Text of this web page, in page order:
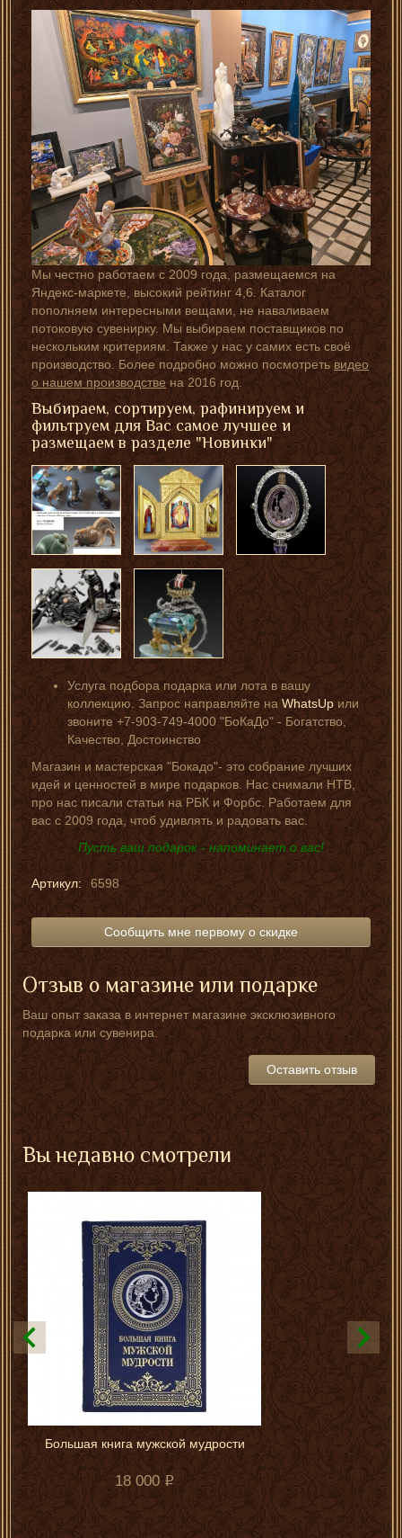
Мы честно работаем с 2009 года, размещаемся на
Яндекс-маркете, высокий рейтинг 4,6. Каталог
пополняем интересными вещами, не наваливаем
потоковую сувенирку. Мы выбираем поставщиков по
нескольким критериям. Также у нас у самих есть своё
производство. Более подробно можно посмотретьвидео
о нашем производствена 2016 год.
Выбираем, сортируем, рафинируем и
фильтруем для Вас самое лучшее и
размещаем в разделе "Новинки"
Услуга подбора подарка или лота в вашу
коллекцию. Запрос направляйте наWhatsUp или
звоните +7-903-749-4000 "БоКаДо" - Богатство,
Качество, Достоинство
Магазин и мастерская "Бокадо"- это собрание лучших
идей и ценностей в мире подарков. Нас снимали НТВ,
про нас писали статьи на РБК и Форбс. Работаем для
вас с 2009 года, чтоб удивлять и радовать вас.
Пусть ваш подарок - напоминает о вас!
Артикул: 6598
Сообщить мне первому о скидке
Отзыв о магазине или подарке
Ваш опыт заказа в интернет магазине эксклюзивного
подарка или сувенира.
Оставить отзыв
Вы недавно смотрели
Большая книга мужской мудрости
18 000